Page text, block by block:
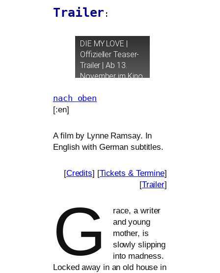
Trailer :
DIE MY LOVE |
Offizieller Teaser-
Trailer | Ab 13.
November im Kino
nach oben
[:en]
A film by Lynne Ramsay. In
English with German subtitles.
[Credits] [Tickets &Termine]
[Trailer]
G
race, a wri­ter
and young
mother, is
slow­ly slip­ping
into mad­ness.
Locked away in an old house in